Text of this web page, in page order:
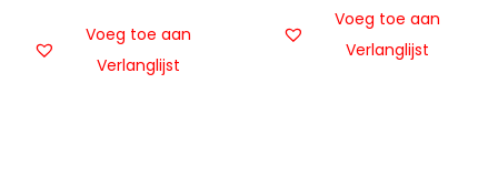
Voeg toe aan
Verlanglijst
Voeg toe aan
Verlanglijst